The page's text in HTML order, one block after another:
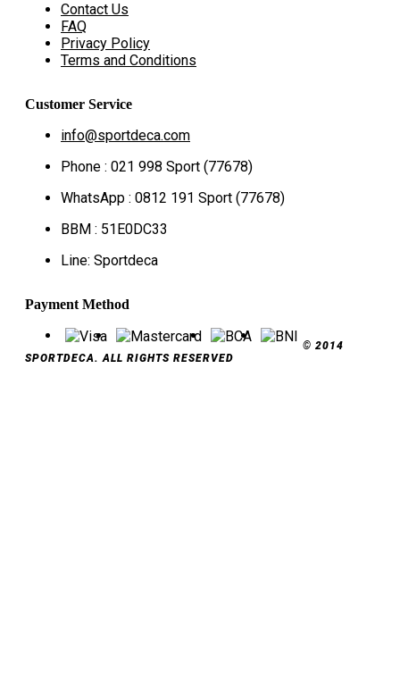
Contact Us
FAQ
Privacy Policy
Terms and Conditions
Customer Service
info@sportdeca.com
Phone : 021 998 Sport (77678)
WhatsApp : 0812 191 Sport (77678)
BBM : 51E0DC33
Line: Sportdeca
Payment Method
© 2014
SPORTDECA. ALL RIGHTS RESERVED